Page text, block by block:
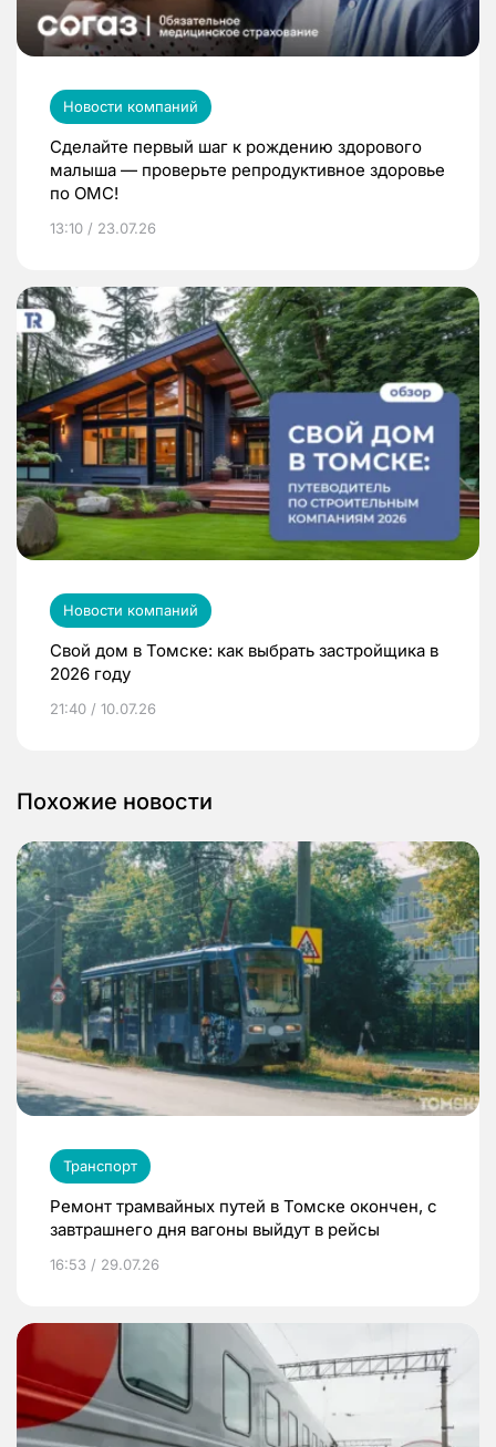
Новости компаний
Сделайте первый шаг к рождению здорового
малыша — проверьте репродуктивное здоровье
по ОМС!
13:10 / 23.07.26
Новости компаний
Свой дом в Томске: как выбрать застройщика в
2026 году
21:40 / 10.07.26
Похожие новости
Транспорт
Ремонт трамвайных путей в Томске окончен, с
завтрашнего дня вагоны выйдут в рейсы
16:53 / 29.07.26